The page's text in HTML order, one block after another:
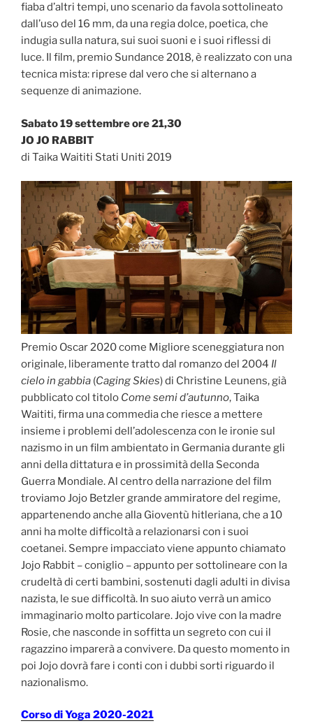
fiaba d’altri tempi, uno scenario da favola sottolineato
dall’uso del 16 mm, da una regia dolce, poetica, che
indugia sulla natura, sui suoi suoni e i suoi riflessi di
luce. Il film, premio Sundance 2018, è realizzato con una
tecnica mista: riprese dal vero che si alternano a
sequenze di animazione.
Sabato 19 settembre ore 21,30
JO JO RABBIT
di Taika Waititi Stati Uniti 2019
Premio Oscar 2020 come Migliore sceneggiatura non
originale, liberamente tratto dal romanzo del 2004 Il
cielo in gabbia (Caging Skies) di Christine Leunens, già
pubblicato col titolo Come semi d’autunno, Taika
Waititi, firma una commedia che riesce a mettere
insieme i problemi dell’adolescenza con le ironie sul
nazismo in un film ambientato in Germania durante gli
anni della dittatura e in prossimità della Seconda
Guerra Mondiale. Al centro della narrazione del film
troviamo Jojo Betzler grande ammiratore del regime,
appartenendo anche alla Gioventù hitleriana, che a 10
anni ha molte difficoltà a relazionarsi con i suoi
coetanei. Sempre impacciato viene appunto chiamato
Jojo Rabbit – coniglio – appunto per sottolineare con la
crudeltà di certi bambini, sostenuti dagli adulti in divisa
nazista, le sue difficoltà. In suo aiuto verrà un amico
immaginario molto particolare. Jojo vive con la madre
Rosie, che nasconde in soffitta un segreto con cui il
ragazzino imparerà a convivere. Da questo momento in
poi Jojo dovrà fare i conti con i dubbi sorti riguardo il
nazionalismo.
Corso di Yoga 2020-2021